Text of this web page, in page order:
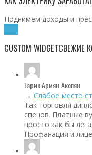
Поднимем доходы и
CUSTOM WIDGETСВЕЖИЕ
Гарик Армян Акопян
→ Слабое место
Так торговля
спецов. Платные
просто как бы
Профанация и